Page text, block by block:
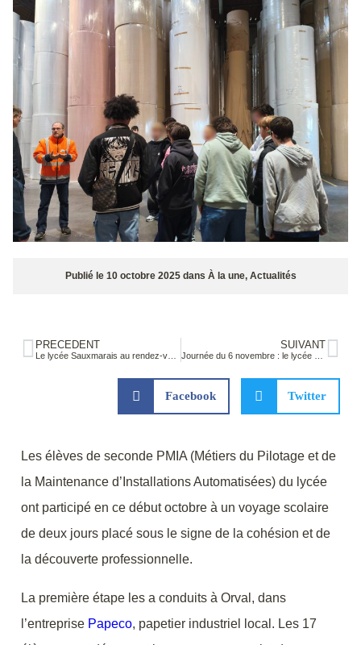
Publié le 10 octobre 2025 dans À la une, Actualités
PRÉCÉDENT SUIVANT
Facebook Twitter
Les élèves de seconde PMIA (Métiers du Pilotage et de
la Maintenance d’Installations Automatisées) du lycée
ont participé en ce début octobre à un voyage scolaire
de deux jours placé sous le signe de la cohésion et de
la découverte professionnelle.
La première étape les a conduits à Orval, dans
l’entreprise Papeco, papetier industriel local. Les 17